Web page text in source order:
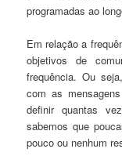
programadas ao
Em relação a
objetivos de
frequência. Ou
com as
definir quantas
sabemos que
pouco ou nenhum